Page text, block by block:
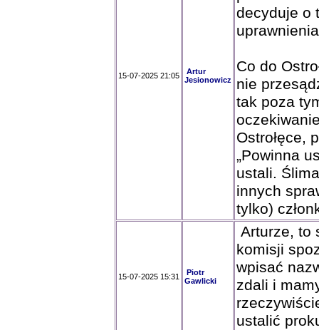
15-07-2025 21:05
Artur
Jesionowicz
decyduje o
Co do
nie
tak poza
Ostrołęce,
„Powinna
ustali.
innych
tylko)
15-07-2025 15:31
Piotr
Gawlicki
Arturze, to
komisji
wpisać
zdali i
ustalić